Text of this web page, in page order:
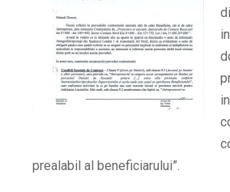
prealabil al beneficiarului”.